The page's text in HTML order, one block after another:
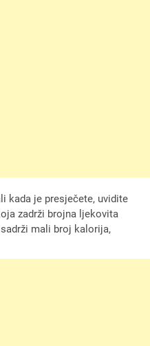
kada je presječete, uvidite
zadrži brojna ljekovita
mali broj kalorija,